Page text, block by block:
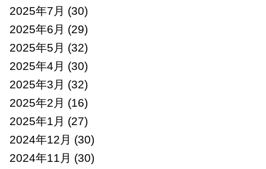
2025年7月 (30)
2025年6月 (29)
2025年5月 (32)
2025年4月 (30)
2025年3月 (32)
2025年2月 (16)
2025年1月 (27)
2024年12月 (30)
2024年11月 (30)